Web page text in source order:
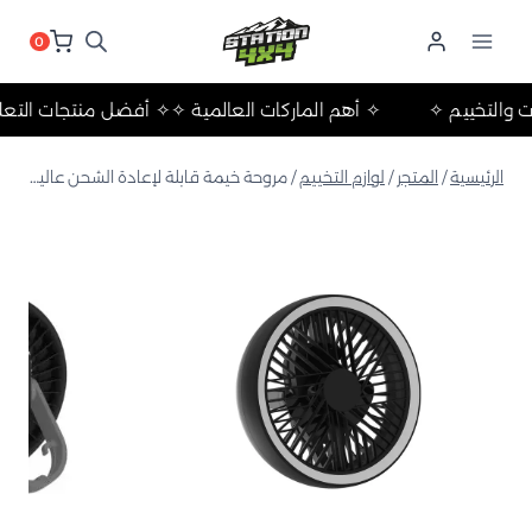
0
✧ أفضل✧ أهم الماركات العالمية ✧ والتخييم ✧
الرئيسية/ المتجر / لوازم التخييم / مروحة خيمة قابلة لإعادة الشحن عالية التدفق ومصباح LED